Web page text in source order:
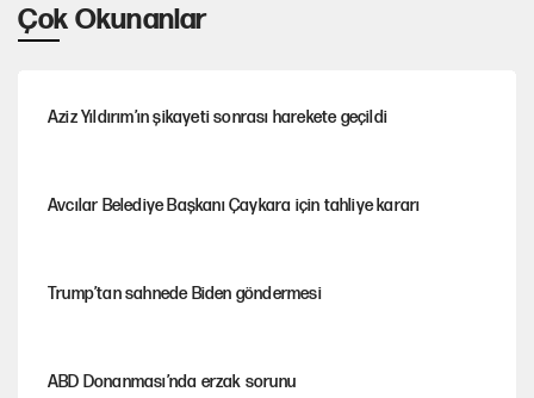
Çok Okunanlar
Aziz Yıldırım’ın şikayeti sonrası harekete geçildi
Avcılar Belediye Başkanı Çaykara için tahliye kararı
Trump’tan sahnede Biden göndermesi
ABD Donanması’nda erzak sorunu